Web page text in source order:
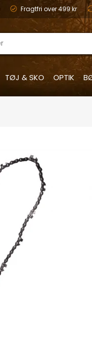
Fragtfri over 499 kr
TØJ & SKO OPTIK